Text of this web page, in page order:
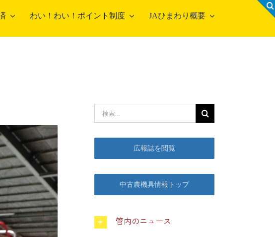
営農資材センター
営農センター
農機センター
中古農機具情報
わい！わい！ポイント制度 JAひまわり概要
索
…
広報誌を閲覧
中古農機具情報トップ
管内のニュース